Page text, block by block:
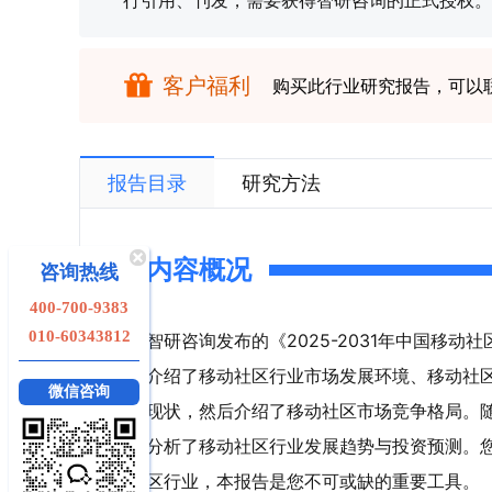
客户福利 购买此行业研究报告，可以
报告目录 研究方法
内容概况
智研咨询发布的《2025-2031年中国移动
介绍了移动社区行业市场发展环境、移动
现状，然后介绍了移动社区市场竞争格局
分析了移动社区行业发展趋势与投资预测
区行业，本报告是您不可或缺的重要工具。
咨询热线
400-700-9383
010-60343812
微信咨询